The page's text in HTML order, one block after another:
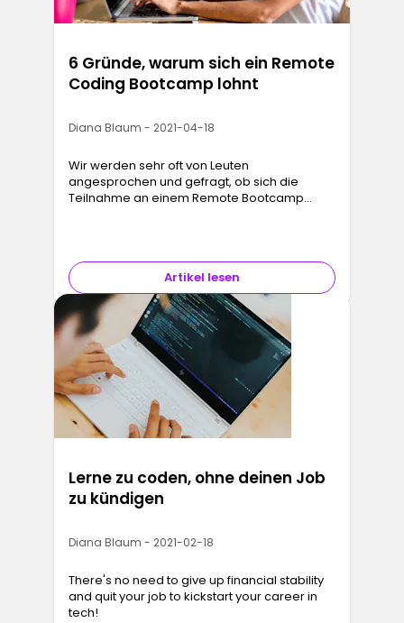
6 Gründe, warum sich ein Remote
Coding Bootcamp lohnt
Diana Blaum - 2021-04-18
Wir werden sehr oft von Leuten
angesprochen und gefragt, ob sich die
Teilnahme an einem Remote Bootcamp
Artikel lesen
Lerne zu coden, ohne deinen Job
zu kündigen
Diana Blaum - 2021-02-18
There's no need to give up financial stability
and quit your job to kickstart your career in
tech!